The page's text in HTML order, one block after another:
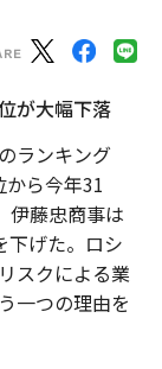
が大幅下落
ランキング
ら今年31
伊藤忠商事は
下げた。ロシ
スクによる業
一つの理由を